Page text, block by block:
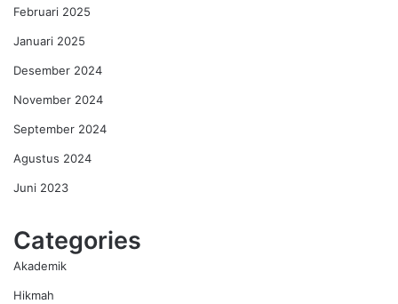
Februari 2025
Januari 2025
Desember 2024
November 2024
September 2024
Agustus 2024
Juni 2023
Categories
Akademik
Hikmah